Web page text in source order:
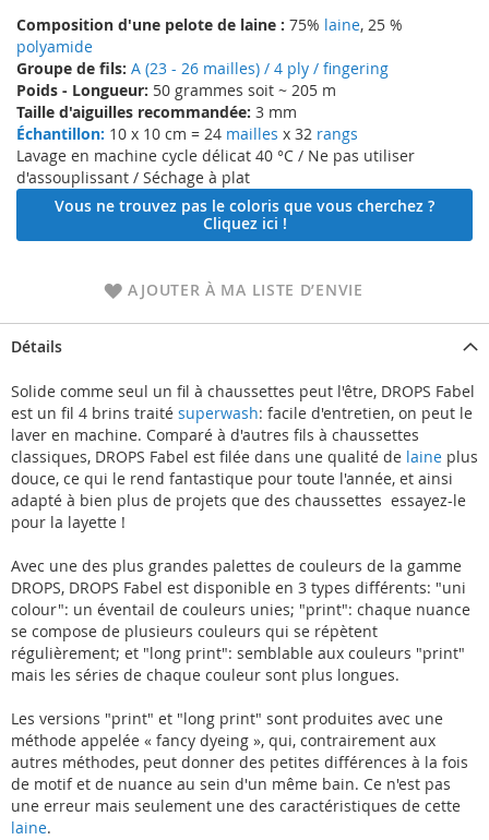
Composition d'une pelote de laine : 75% laine, 25 %
polyamide
Groupe de fils: A (23 - 26 mailles) / 4 ply / fingering
Poids - Longueur: 50 grammes soit ~ 205 m
Taille d'aiguilles recommandée: 3 mm
Échantillon: 10 x 10 cm = 24 mailles x 32 rangs
Lavage en machine cycle délicat 40 °C / Ne pas utiliser
d'assouplissant / Séchage à plat
Vous ne trouvez pas le coloris que vous cherchez ?
Cliquez ici !
AJOUTER À MA LISTE D’ENVIE
gallery
Détails
Solide comme seul un fil à chaussettes peut l'être, DROPS Fabel
est un fil 4 brins traité superwash: facile d'entretien, on peut le
laver en machine. Comparé à d'autres fils à chaussettes
classiques, DROPS Fabel est filée dans une qualité de laine plus
douce, ce qui le rend fantastique pour toute l'année, et ainsi
adapté à bien plus de projets que des chaussettes  essayez-le
pour la layette !
Avec une des plus grandes palettes de couleurs de la gamme
DROPS, DROPS Fabel est disponible en 3 types différents: "uni
colour": un éventail de couleurs unies; "print": chaque nuance
se compose de plusieurs couleurs qui se répètent
régulièrement; et "long print": semblable aux couleurs "print"
mais les séries de chaque couleur sont plus longues.
Les versions "print" et "long print" sont produites avec une
méthode appelée « fancy dyeing », qui, contrairement aux
autres méthodes, peut donner des petites différences à la fois
de motif et de nuance au sein d'un même bain. Ce n'est pas
une erreur mais seulement une des caractéristiques de cette
laine.